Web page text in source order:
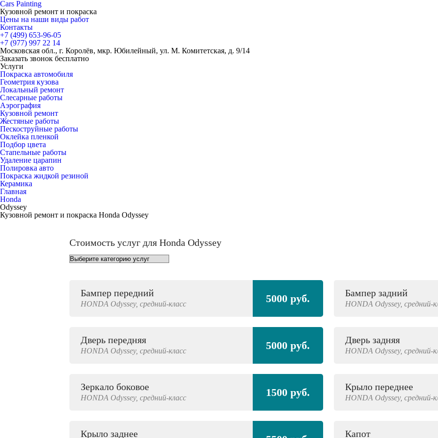
Cars Painting
Кузовной ремонт и покраска
Цены на наши виды работ
Контакты
+7 (499) 653-96-05
+7 (977) 997 22 14
Московская обл., г. Королёв, мкр. Юбилейный, ул. М. Комитетская, д. 9/14
Заказать звонок бесплатно
Услуги
Покраска автомобиля
Геометрия кузова
Локальный ремонт
Слесарные работы
Аэрография
Кузовной ремонт
Жестяные работы
Пескоструйные работы
Оклейка пленкой
Подбор цвета
Стапельные работы
Удаление царапин
Полировка авто
Покраска жидкой резиной
Керамика
Главная
Honda
Odyssey
Кузовной ремонт и покраска Honda Odyssey
Стоимость услуг для Honda Odyssey
Бампер передний
HONDA Odyssey, средний-класс 5000 руб. Бампер задний
HONDA Odyssey, средний-
Дверь передняя
HONDA Odyssey, средний-класс 5000 руб. Дверь задняя
HONDA Odyssey, средний-
Зеркало боковое
HONDA Odyssey, средний-класс 1500 руб. Крыло переднее
HONDA Odyssey, средний-
Крыло заднее Капот